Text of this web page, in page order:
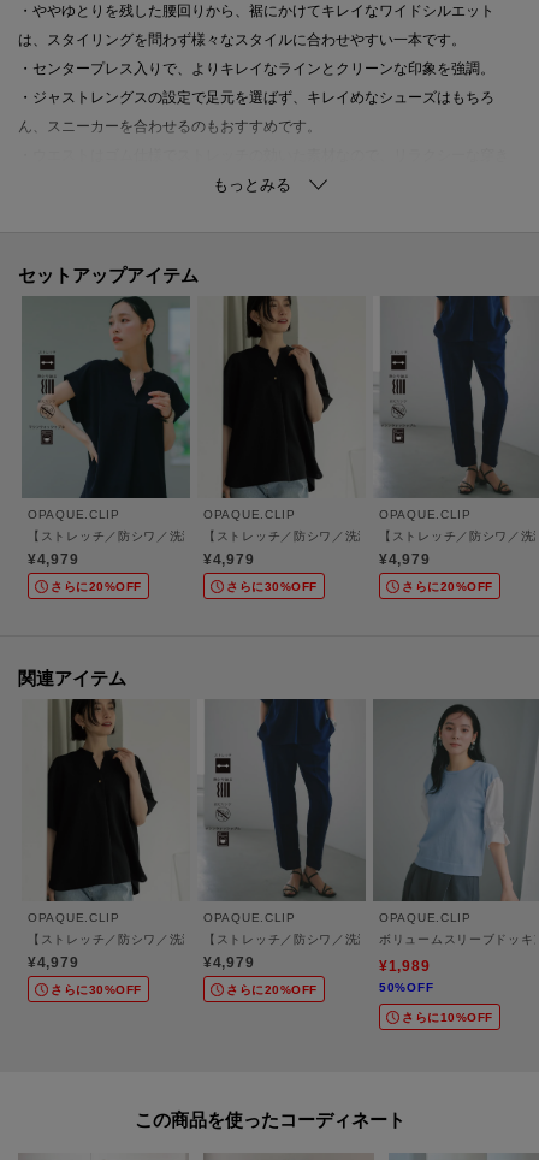
・ややゆとりを残した腰回りから、裾にかけてキレイなワイドシルエット
は、スタイリングを問わず様々なスタイルに合わせやすい一本です。
・センタープレス入りで、よりキレイなラインとクリーンな印象を強調。
・ジャストレングスの設定で足元を選ばず、キレイめなシューズはもちろ
ん、スニーカーを合わせるのもおすすめです。
※同素材でテーパードパンツ（637-61007）もございます。
※同素材のデザインブラウス（637-85055）とのセットアップでの着用もお
【素材】
・マットな質感とドライなタッチがポイントの梳毛（そもう）調素材を使
用。
・程よい厚みのドライな素材感は、シーズンを選ばず着用が可能です。
・身体のラインを拾い過ぎず、しっかりストレッチが効いているので着心地
も快適です。
・クリーンできちんと感がありながら、お手入れがしやすい防シワ機能付
き。
【仕様】
・ポケット数：横×2 後ろ（ダミー）×2
・ウエスト総ゴム
※こちらの商品はやや透け感があります。
・ネイビー（０９４）は、青みのある明るめのネイビー
・ネイビー（１９４）は、深みのある濃いめのネイビー
※照明の関係により、実際よりも色味が違って見える場合があります。ま
た、パソコン・スマートフォンなどの環境により、若干製品と画像のカラー
【加工サービス（裾上げ加工）のご案内】有料
セットアップアイテム
OPAQUE.CLIP
【ストレッチ／防シワ／洗濯機OK】スキッパーブラウス《SS～LL／5col／セットアッ
¥4,979
さらに20%OFF
OPAQUE.CLIP
【ストレッチ／防シワ／洗濯機OK】タックスリーブブ
¥4,979
さらに30%OFF
OPAQUE.CLIP
【ストレッチ／防シワ／
¥4,979
さらに20%OFF
関連アイテム
OPAQUE.CLIP
【ストレッチ／防シワ／洗濯機OK】タックスリーブブラウス《SS～LL／6col／セット
¥4,979
さらに30%OFF
OPAQUE.CLIP
【ストレッチ／防シワ／洗濯機OK】美脚イージーテー
¥4,979
さらに20%OFF
OPAQUE.CLIP
ボリュームスリーブドッキ
¥1,989
50%OFF
さらに10%OFF
この商品を使った